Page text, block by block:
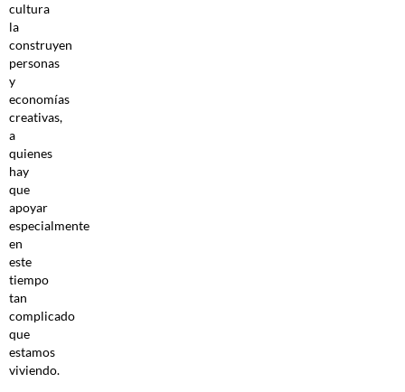
cultura
la
construyen
personas
y
economías
creativas,
a
quienes
hay
que
apoyar
especialmente
en
este
tiempo
tan
complicado
que
estamos
viviendo.